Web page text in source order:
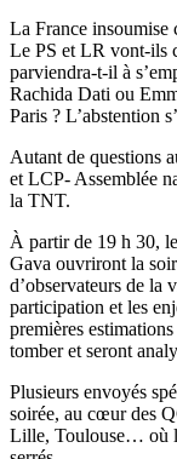
La France insoumise
Le PS et LR vont-ils
parviendra-t-il à
Rachida Dati ou
Paris ? L’abstention
Autant de questions
et LCP- Assemblée
la TNT.
À partir de 19 h 30,
Gava ouvriront la
d’observateurs de la
participation et les
premières
tomber et seront
Plusieurs envoyés
soirée, au cœur des
Lille, Toulouse… où